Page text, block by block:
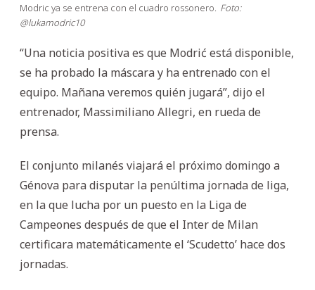
Modric ya se entrena con el cuadro rossonero. Foto:
@lukamodric10
“Una noticia positiva es que Modrić está disponible,
se ha probado la máscara y ha entrenado con el
equipo. Mañana veremos quién jugará”, dijo el
entrenador, Massimiliano Allegri, en rueda de
prensa.
El conjunto milanés viajará el próximo domingo a
Génova para disputar la penúltima jornada de liga,
en la que lucha por un puesto en la Liga de
Campeones después de que el Inter de Milan
certificara matemáticamente el ‘Scudetto’ hace dos
jornadas.